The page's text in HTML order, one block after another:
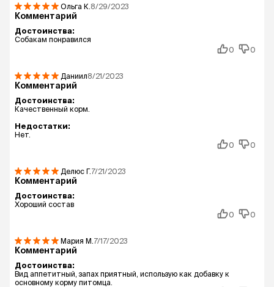
Ольга К. 8/29/2023
Комментарий
Достоинства:
Собакам понравился
0
0
Даниил8/21/2023
Комментарий
Достоинства:
Качественный корм.
Недостатки:
Нет.
0
0
Делюс Г.7/21/2023
Комментарий
Достоинства:
Хороший состав
0
0
Мария М. 7/17/2023
Комментарий
Достоинства:
Вид аппетитный, запах приятный, использую как добавку к
основному корму питомца.